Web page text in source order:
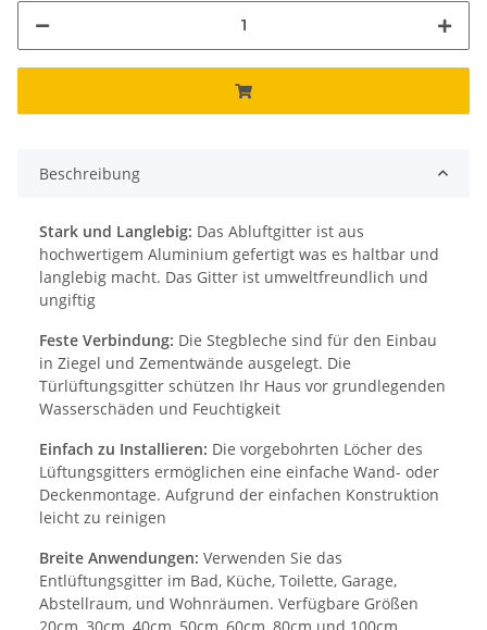
Beschreibung
Stark und Langlebig: Das Abluftgitter ist aus
hochwertigem Aluminium gefertigt was es haltbar und
langlebig macht. Das Gitter ist umweltfreundlich und
ungiftig
Feste Verbindung: Die Stegbleche sind für den Einbau
in Ziegel und Zementwände ausgelegt. Die
Türlüftungsgitter schützen Ihr Haus vor grundlegenden
Wasserschäden und Feuchtigkeit
Einfach zu Installieren: Die vorgebohrten Löcher des
Lüftungsgitters ermöglichen eine einfache Wand- oder
Deckenmontage. Aufgrund der einfachen Konstruktion
leicht zu reinigen
Breite Anwendungen: Verwenden Sie das
Entlüftungsgitter im Bad, Küche, Toilette, Garage,
Abstellraum, und Wohnräumen. Verfügbare Größen